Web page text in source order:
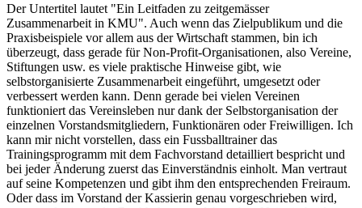
Der Untertitel lautet "Ein Leitfaden zu zeitgemässer
Zusammenarbeit in KMU". Auch wenn das Zielpublikum und die
Praxisbeispiele vor allem aus der Wirtschaft stammen, bin ich
überzeugt, dass gerade für Non-Profit-Organisationen, also Vereine,
Stiftungen usw. es viele praktische Hinweise gibt, wie
selbstorganisierte Zusammenarbeit eingeführt, umgesetzt oder
verbessert werden kann. Denn gerade bei vielen Vereinen
funktioniert das Vereinsleben nur dank der Selbstorganisation der
einzelnen Vorstandsmitgliedern, Funktionären oder Freiwilligen. Ich
kann mir nicht vorstellen, dass ein Fussballtrainer das
Trainingsprogramm mit dem Fachvorstand detailliert bespricht und
bei jeder Änderung zuerst das Einverständnis einholt. Man vertraut
auf seine Kompetenzen und gibt ihm den entsprechenden Freiraum.
Oder dass im Vorstand der Kassierin genau vorgeschrieben wird,